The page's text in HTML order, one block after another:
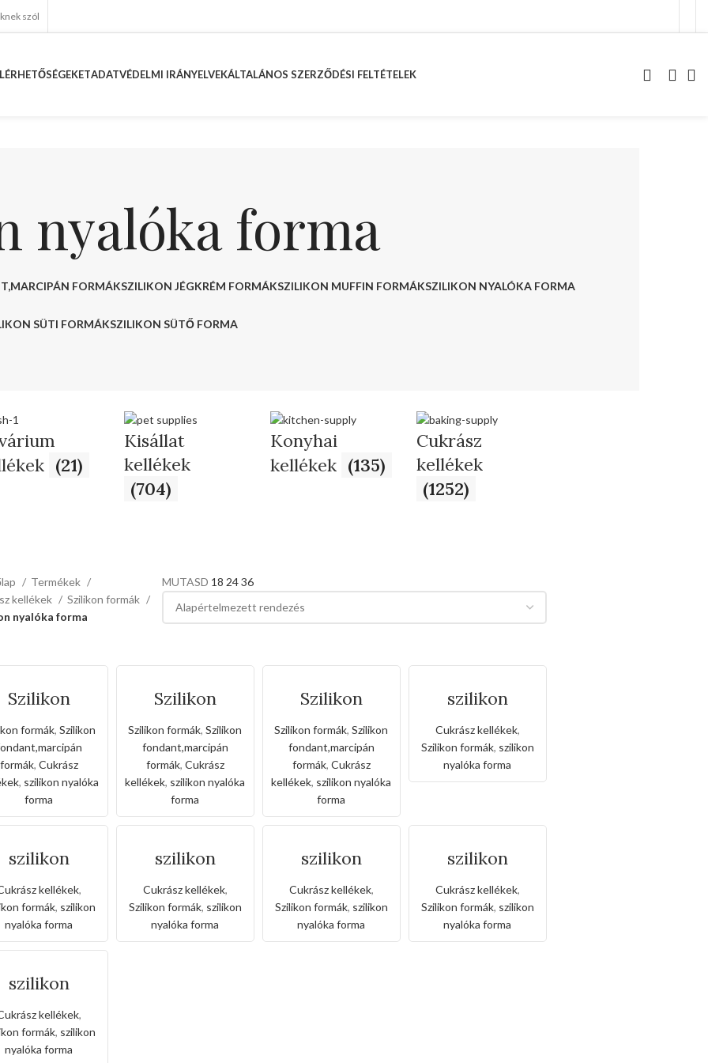
szól
ADATVÉDELMI IRÁNYELVEKÁLTALÁNOS SZERZŐDÉSI FELTÉTELEK
nyalóka forma
FORMÁKSZILIKON JÉGKRÉM FORMÁKSZILIKON MUFFIN FORMÁKSZILIKON NYALÓKA FORMA
SÜTI FORMÁKSZILIKON SÜTŐ FORMA
(21)
Kisállat
kellékek
(704)
Konyhai
kellékek (135)
Cukrász
kellékek
(1252)
Termékek
kellékek
Szilikon formák
nyalóka forma
MUTASD 182436
Szilikon
forma-
angyalka
formák,Szilikon
formák, Cukrász
, szilikon nyalóka
forma
Szilikon
forma-húsvéti
tojás
Szilikon formák,Szilikon
fondant,marcipán
formák, Cukrász
kellékek, szilikon nyalóka
forma
Szilikon
forma-recés
mintázat
Szilikon formák,Szilikon
fondant,marcipán
formák, Cukrász
kellékek, szilikon nyalóka
forma
szilikon
forma-felhő
Cukrász kellékek,
Szilikon formák, szilikon
nyalóka forma
szilikon
fenyőfa
kellékek,
formák, szilikon
nyalóka forma
szilikon
forma-kör
Cukrász kellékek,
Szilikon formák, szilikon
nyalóka forma
szilikon
forma-kör
Cukrász kellékek,
Szilikon formák, szilikon
nyalóka forma
szilikon
forma-
nyolcszög
Cukrász kellékek,
Szilikon formák, szilikon
nyalóka forma
szilikon
vegyes
minták
kellékek,
formák, szilikon
nyalóka forma